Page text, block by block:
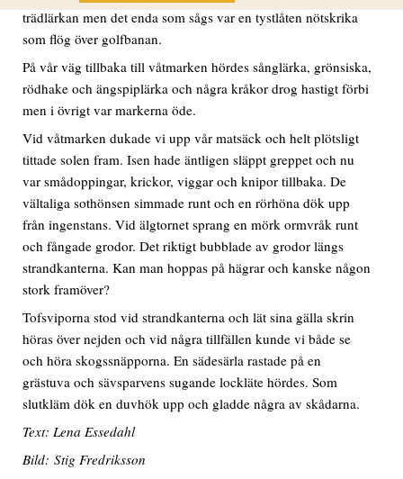
trädlärkan men det enda som sågs var en tystlåten nötskrika
som flög över golfbanan.
På vår väg tillbaka till våtmarken hördes sånglärka, grönsiska,
rödhake och ängspiplärka och några kråkor drog hastigt förbi
men i övrigt var markerna öde.
Vid våtmarken dukade vi upp vår matsäck och helt plötsligt
tittade solen fram. Isen hade äntligen släppt greppet och nu
var smådoppingar, krickor, viggar och knipor tillbaka. De
vältaliga sothönsen simmade runt och en rörhöna dök upp
från ingenstans. Vid älgtornet sprang en mörk ormvråk runt
och fångade grodor. Det riktigt bubblade av grodor längs
strandkanterna. Kan man hoppas på hägrar och kanske någon
stork framöver?
Tofsviporna stod vid strandkanterna och lät sina gälla skrin
höras över nejden och vid några tillfällen kunde vi både se
och höra skogssnäpporna. En sädesärla rastade på en
grästuva och sävsparvens sugande lockläte hördes. Som
slutkläm dök en duvhök upp och gladde några av skådarna.
Text: Lena Essedahl
Bild: Stig Fredriksson